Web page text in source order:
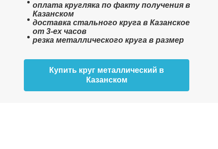
оплата кругляка по факту получения в
Казанском
доставка стального круга в Казанское
от 3-ех часов
резка металлического круга в размер
Купить круг металлический в
Казанском